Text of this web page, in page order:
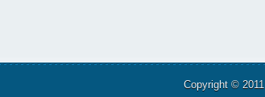
Copyright © 2011